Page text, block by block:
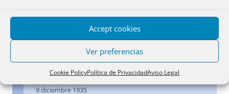
Accept cookies
Ver preferencias
Cookie PolicyPolítica de PrivacidadAviso Legal
todos los casos de división subjetiva u objetiva de los
créditos hipotecarios, el establecido por el párrafo
segundo del artículo 155, sobre subsistencia de las
hipotecas correspondientes a títulos con igual derecho
9 diciembre 1935